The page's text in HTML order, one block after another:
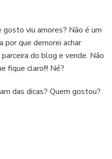
viu amores? Não é um
por que demorei achar
do blog e vende. Não
fique claro!!! Né?
das dicas? Quem gostou?